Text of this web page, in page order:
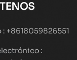
: +8618059826551
: